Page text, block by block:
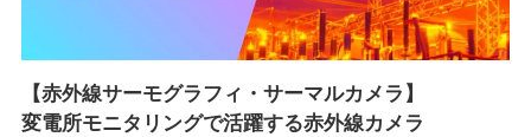
【赤外線サーモグラフィ・サーマルカメラ】
変電所モニタリングで活躍する赤外線カメラ